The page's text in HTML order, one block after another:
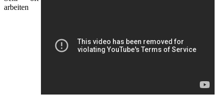
arbeiten